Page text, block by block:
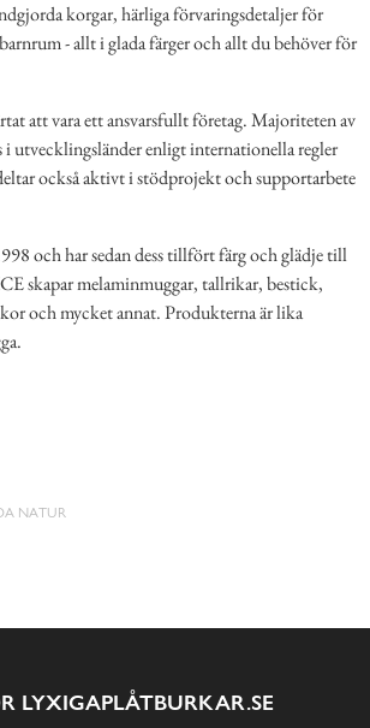
korgar, härliga förvaringsdetaljer för
- allt i glada färger och allt du behöver för
att vara ett ansvarsfullt företag. Majoriteten av
utvecklingsländer enligt internationella regler
också aktivt i stödprojekt och supportarbete
och har sedan dess tillfört färg och glädje till
skapar melaminmuggar, tallrikar, bestick,
och mycket annat. Produkterna är lika
NATUR
LYXIGAPLÅTBURKAR.SE